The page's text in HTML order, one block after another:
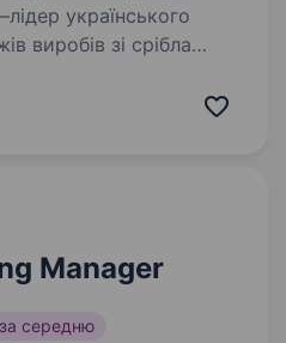
українського
виробів зі срібла
на сайті:
Manager
середню